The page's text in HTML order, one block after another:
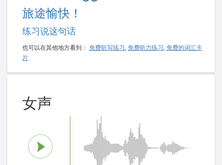
旅途愉快！
练习说这句话
也可以在其他地方看到： 免费听写练习, 免费听力练习, 免费的词汇卡
片
女声